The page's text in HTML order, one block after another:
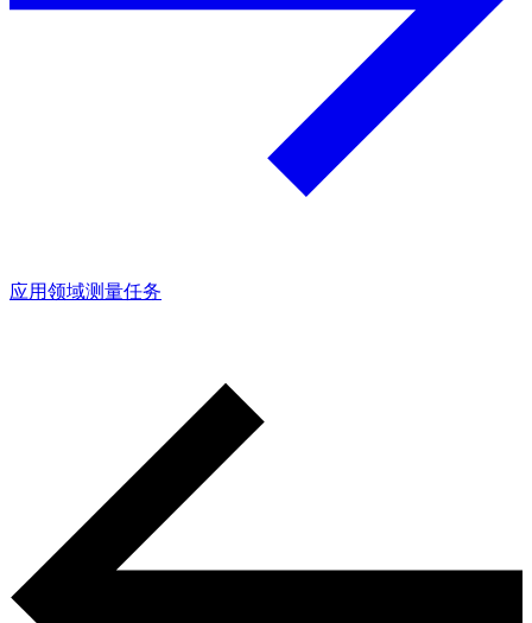
应用领域测量任务